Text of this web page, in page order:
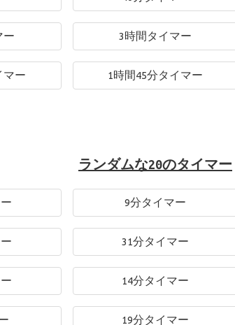
ー 3時間タイマー
マー 1時間45分タイマー
ランダムな20のタイマー
9分タイマー
31分タイマー
14分タイマー
19分タイマー